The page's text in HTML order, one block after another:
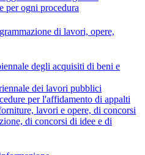
per ogni procedura
di lavori, opere,
degli acquisiti di beni e
dei lavori pubblici
per l'affidamento di appalti
lavori e opere, di concorsi
di concorsi di idee e di